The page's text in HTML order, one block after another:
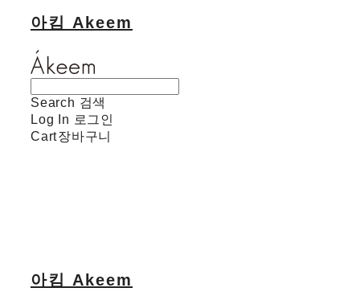
아킴 Akeem
Search 검색
Log In 로그인
Cart장바구니
아킴 Akeem